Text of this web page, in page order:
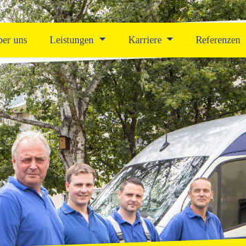
uns Leistungen Karriere Referenzen